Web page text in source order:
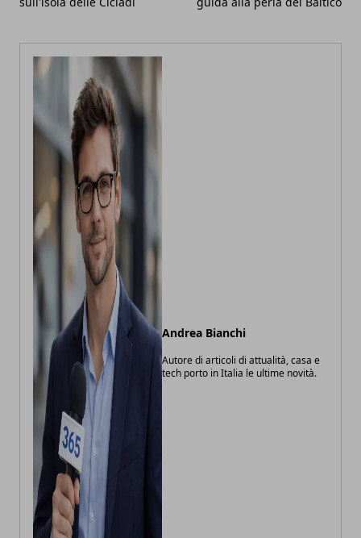
Andrea Bianchi
Autore di articoli di attualità, casa e
tech porto in Italia le ultime novità.